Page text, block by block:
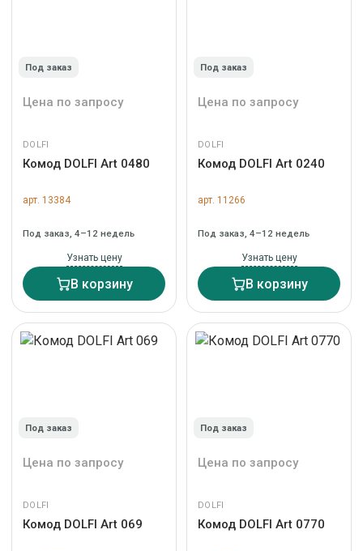
Под заказ
Цена по запросу
DOLFI
Комод DOLFI Art 0480
арт. 13384
Под заказ, 4–12 недель
Узнать цену
В корзину
Под заказ
Цена по запросу
DOLFI
Комод DOLFI Art 0240
арт. 11266
Под заказ, 4–12 недель
Узнать цену
В корзину
Под заказ
Цена по запросу
DOLFI
Комод DOLFI Art 069
Под заказ
Цена по запросу
DOLFI
Комод DOLFI Art 0770